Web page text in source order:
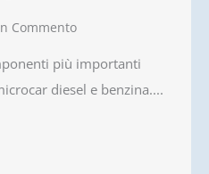
Commento
più importanti
diesel e benzina....